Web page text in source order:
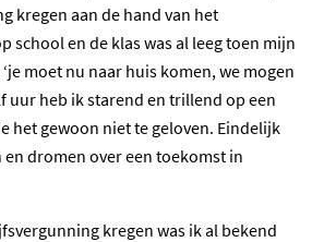
kregen aan de hand van het
school en de klas was al leeg toen mijn
moet nu naar huis komen, we mogen
uur heb ik starend en trillend op een
het gewoon niet te geloven. Eindelijk
dromen over een toekomst in
kregen was ik al bekend